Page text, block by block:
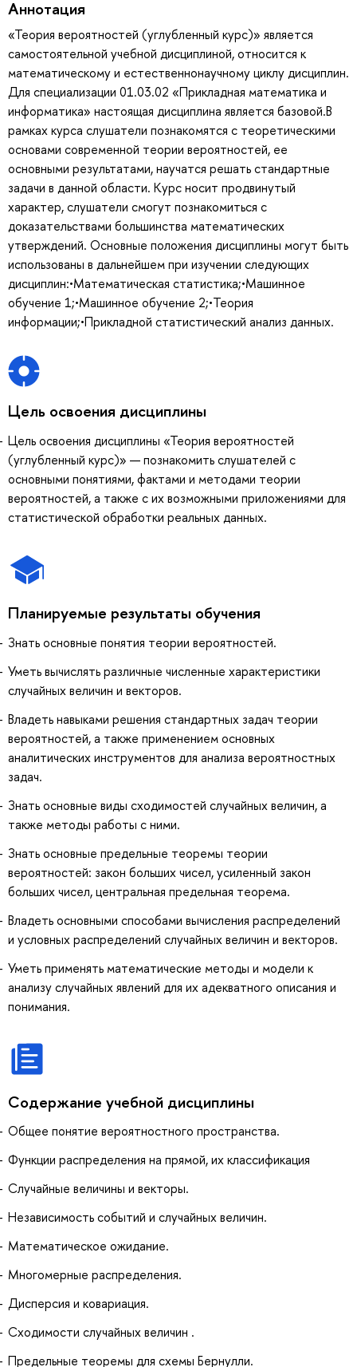
Аннотация
«Теория вероятностей (углубленный курс)» является
самостоятельной учебной дисциплиной, относится к
математическому и естественнонаучному циклу дисциплин.
Для специализации 01.03.02 «Прикладная математика и
информатика» настоящая дисциплина является базовой.В
рамках курса слушатели познакомятся с теоретическими
основами современной теории вероятностей, ее
основными результатами, научатся решать стандартные
задачи в данной области. Курс носит продвинутый
характер, слушатели смогут познакомиться с
доказательствами большинства математических
утверждений. Основные положения дисциплины могут быть
использованы в дальнейшем при изучении следующих
дисциплин:•Математическая статистика;•Машинное
обучение 1;•Машинное обучение 2;•Теория
информации;•Прикладной статистический анализ данных.
Цель освоения дисциплины
Цель освоения дисциплины «Теория вероятностей
(углубленный курс)» — познакомить слушателей с
основными понятиями, фактами и методами теории
вероятностей, а также с их возможными приложениями для
статистической обработки реальных данных.
Планируемые результаты обучения
Знать основные понятия теории вероятностей.
Уметь вычислять различные численные характеристики
случайных величин и векторов.
Владеть навыками решения стандартных задач теории
вероятностей, а также применением основных
аналитических инструментов для анализа вероятностных
задач.
Знать основные виды сходимостей случайных величин, а
также методы работы с ними.
Знать основные предельные теоремы теории
вероятностей: закон больших чисел, усиленный закон
больших чисел, центральная предельная теорема.
Владеть основными способами вычисления распределений
и условных распределений случайных величин и векторов.
Уметь применять математические методы и модели к
анализу случайных явлений для их адекватного описания и
понимания.
Содержание учебной дисциплины
Общее понятие вероятностного пространства.
Функции распределения на прямой, их классификация
Случайные величины и векторы.
Независимость событий и случайных величин.
Математическое ожидание.
Многомерные распределения.
Дисперсия и ковариация.
Сходимости случайных величин .
Предельные теоремы для схемы Бернулли.